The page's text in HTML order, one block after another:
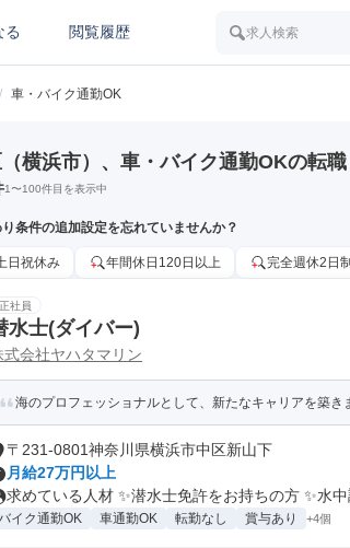
る 閲覧履歴 求人検索
/ 車・バイク通勤OK
横浜市）、車・バイク通勤OKの転
1〜100件目を表示中
条件の追加設定を忘れていませんか？
日祝休み 年間休日120日以上 完全週休2日制
正社員
水士(ダイバー)
式会社ヤハタマリン
海のプロフェッショナルとして、新たなキャリアを築き
〒231-0801神奈川県横浜市中区新山下
月給27万円以上
求めている人材 ✨潜水士免許をお持ちの方 ✨水
イク通勤OK 車通勤OK 転勤なし 賞与あり +4個